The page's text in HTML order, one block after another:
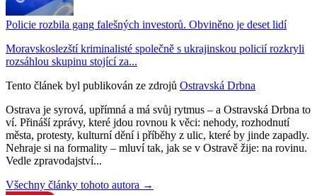
Policie rozbila gang falešných investorů. Obviněno je deset lidí
Moravskoslezští kriminalisté společně s ukrajinskou policií rozkryli
rozsáhlou skupinu stojící za...
Tento článek byl publikován ze zdrojů Ostravská Drbna
Ostrava je syrová, upřímná a má svůj rytmus – a Ostravská Drbna to
ví. Přináší zprávy, které jdou rovnou k věci: nehody, rozhodnutí
města, protesty, kulturní dění i příběhy z ulic, které by jinde zapadly.
Nehraje si na formality – mluví tak, jak se v Ostravě žije: na rovinu.
Vedle zpravodajství...
Všechny články tohoto autora →